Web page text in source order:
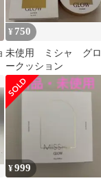
¥ 750
未使用 ミシャ グロ
ークッション
¥999